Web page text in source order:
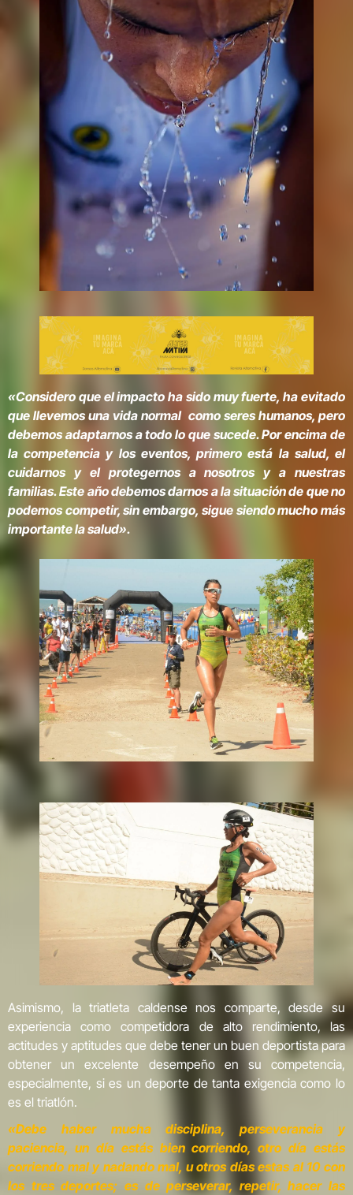
«Considero que el impacto ha sido muy fuerte, ha evitado
que llevemos una vida normal como seres humanos, pero
debemos adaptarnos a todo lo que sucede. Por encima de
la competencia y los eventos, primero está la salud, el
cuidarnos y el protegernos a nosotros y a nuestras
familias. Este año debemos darnos a la situación de que no
podemos competir, sin embargo, sigue siendo mucho más
importante la salud».
Asimismo, la triatleta caldense nos comparte, desde su
experiencia como competidora de alto rendimiento, las
actitudes y aptitudes que debe tener un buen deportista para
obtener un excelente desempeño en su competencia,
especialmente, si es un deporte de tanta exigencia como lo
es el triatlón.
«Debe haber mucha disciplina, perseverancia y
paciencia, un día estás bien corriendo, otro día estás
corriendo mal y nadando mal, u otros días estas al 10 con
los tres deportes; es de perseverar, repetir, hacer las